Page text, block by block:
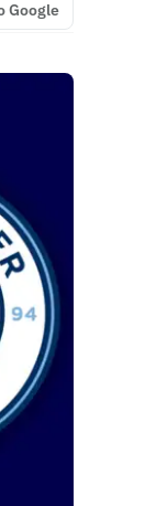
Google